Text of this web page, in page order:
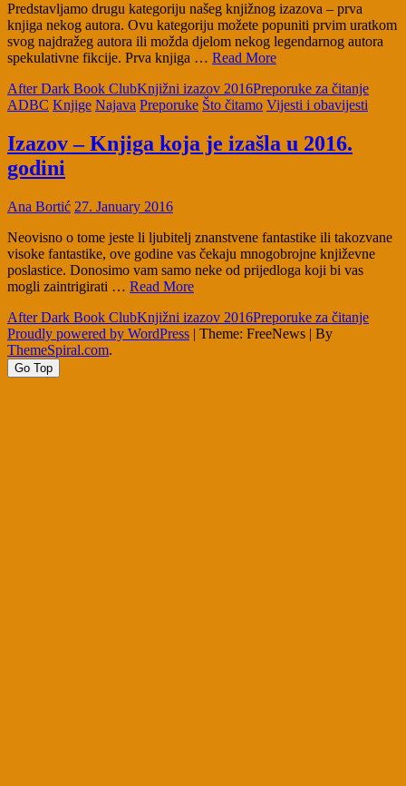
Predstavljamo drugu kategoriju našeg knjižnog izazova – prva
knjiga nekog autora. Ovu kategoriju možete popuniti prvim uratkom
svog najdražeg autora ili možda djelom nekog legendarnog autora
spekulativne fikcije. Prva knjiga … Read More
After Dark Book ClubKnjižni izazov 2016Preporuke za čitanje
ADBC Knjige Najava Preporuke Što čitamo Vijesti i obavijesti
Izazov – Knjiga koja je izašla u 2016.
godini
Ana Bortić 27. January 2016
Neovisno o tome jeste li ljubitelj znanstvene fantastike ili takozvane
visoke fantastike, ove godine vas čekaju mnogobrojne književne
poslastice. Donosimo vam samo neke od prijedloga koji bi vas
mogli zaintrigirati … Read More
After Dark Book ClubKnjižni izazov 2016Preporuke za čitanje
Proudly powered by WordPress | Theme: FreeNews | By
ThemeSpiral.com.
Go Top